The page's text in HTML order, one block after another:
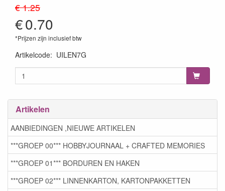
€ 1.25
€0.70
*Prijzen zijn inclusief btw
Artikelcode: UILEN7G
Artikelen
AANBIEDINGEN ,NIEUWE ARTIKELEN
***GROEP 00*** HOBBYJOURNAAL + CRAFTED MEMORIES
***GROEP 01*** BORDUREN EN HAKEN
***GROEP 02*** LINNENKARTON, KARTONPAKKETTEN